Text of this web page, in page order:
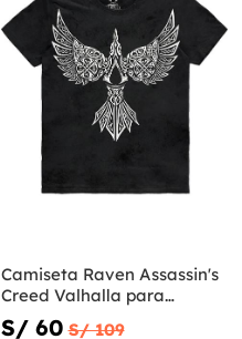
Camiseta Raven Assassin's
Creed Valhalla para
hombre
S/ 60 S/ 109